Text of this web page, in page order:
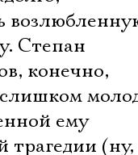
Степан
конечно,
ему
трагедии (ну,